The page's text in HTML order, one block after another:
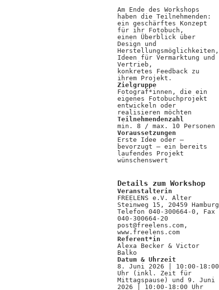
Am Ende des Workshops
haben die Teilnehmenden:
ein geschärftes Konzept
für ihr Fotobuch,
einen Überblick über
Design und
Herstellungsmöglichkeiten,
Ideen für Vermarktung und
Vertrieb,
konkretes Feedback zu
ihrem Projekt.
Zielgruppe
Fotograf*innen, die ein
eigenes Fotobuchprojekt
entwickeln oder
realisieren möchten
Teilnehmendenzahl
min. 8 / max. 10 Personen
Voraussetzungen
Erste Idee oder –
bevorzugt – ein bereits
laufendes Projekt
wünschenswert
Details zum Workshop
Veranstalterin
FREELENS e.V. Alter
Steinweg 15, 20459 Hamburg
Telefon 040-300664-0, Fax
040-300664-20
post@freelens.com,
www.freelens.com
Referent*in
Alexa Becker & Victor
Balko
Datum & Uhrzeit
8. Juni 2026 | 10:00-18:00
Uhr (inkl. Zeit für
Mittagspause) und 9. Juni
2026 | 10:00-18:00 Uhr